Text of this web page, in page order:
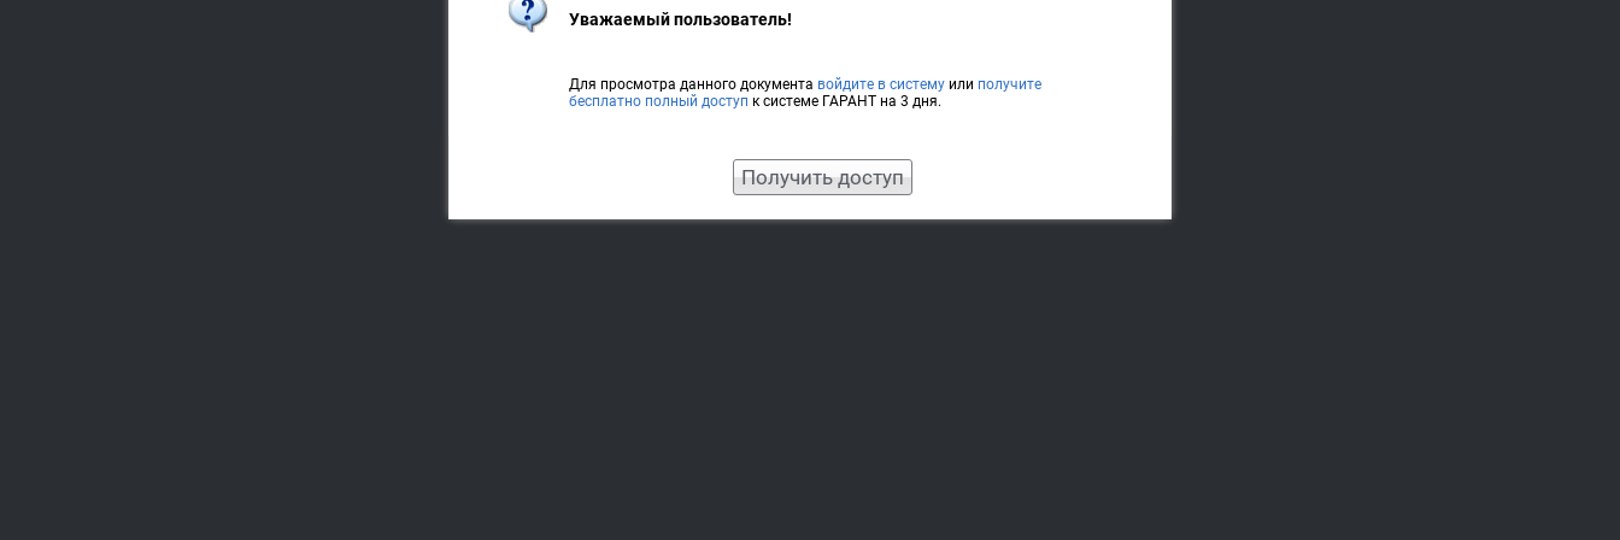
Уважаемый пользователь!
Для просмотра данного документа войдите в систему или получите
бесплатно полный доступ к системе ГАРАНТ на 3 дня.
Получить доступ